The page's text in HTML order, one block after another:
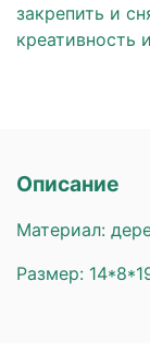
закрепить и
креативность
Описание
Материал:
Размер: